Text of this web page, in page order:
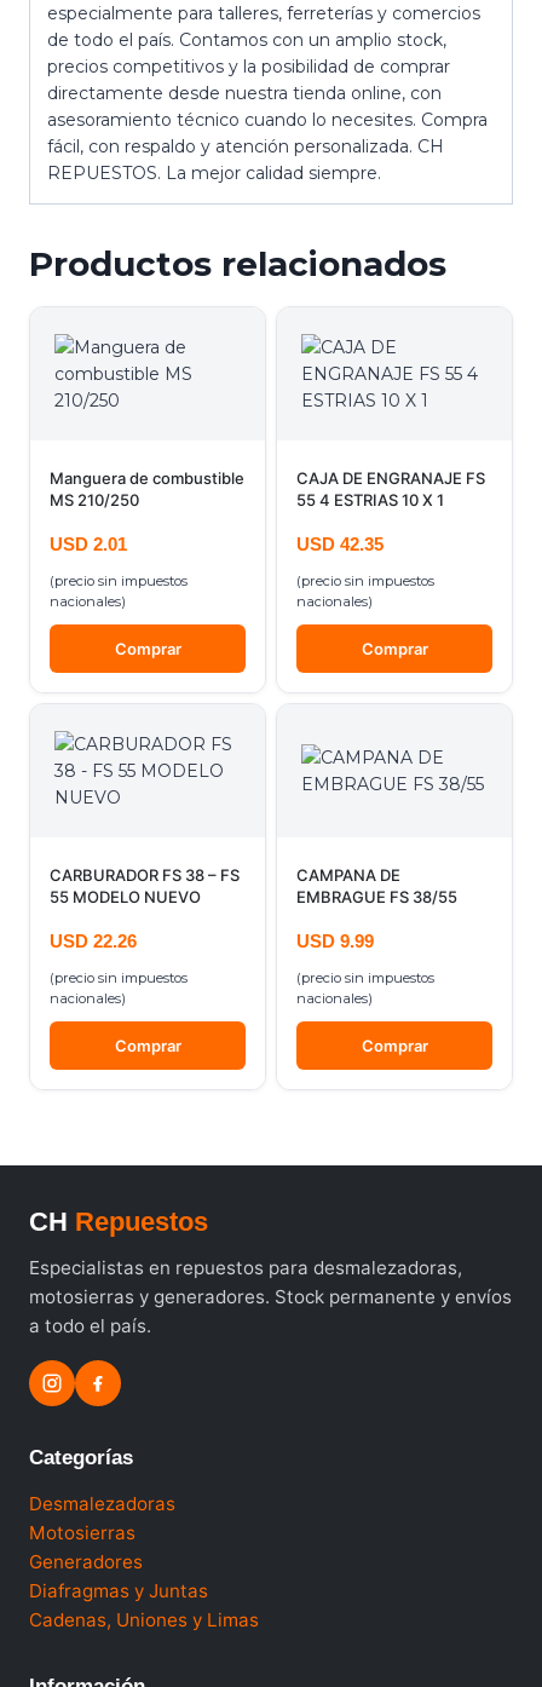
especialmente para talleres, ferreterías y comercios
de todo el país. Contamos con un amplio stock,
precios competitivos y la posibilidad de comprar
directamente desde nuestra tienda online, con
asesoramiento técnico cuando lo necesites. Compra
fácil, con respaldo y atención personalizada. CH
REPUESTOS. La mejor calidad siempre.
Productos relacionados
Manguera de combustible
MS 210/250
USD 2.01
(precio sin impuestos
nacionales)
Comprar
CAJA DE ENGRANAJE FS
55 4 ESTRIAS 10 X 1
USD 42.35
(precio sin impuestos
nacionales)
Comprar
CARBURADOR FS 38 – FS
55 MODELO NUEVO
USD 22.26
(precio sin impuestos
nacionales)
Comprar
CAMPANA DE
EMBRAGUE FS 38/55
USD 9.99
(precio sin impuestos
nacionales)
Comprar
CH Repuestos
Especialistas en repuestos para desmalezadoras,
motosierras y generadores. Stock permanente y envíos
a todo el país.
Categorías
Desmalezadoras
Motosierras
Generadores
Diafragmas y Juntas
Cadenas, Uniones y Limas